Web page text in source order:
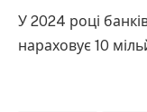
У 2024 році
нараховує 10